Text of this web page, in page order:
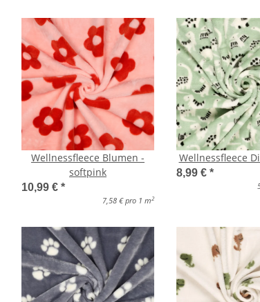
Wellnessfleece Blumen -
softpink
10,99 € *
7,58 € pro 1 m2
Wellnessfleece
8,99 € *